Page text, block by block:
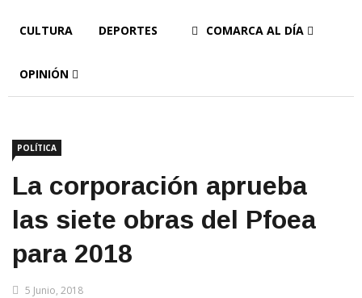
CULTURA DEPORTES COMARCA AL DÍA
OPINIÓN
POLÍTICA
La corporación aprueba
las siete obras del Pfoea
para 2018
5 Junio, 2018